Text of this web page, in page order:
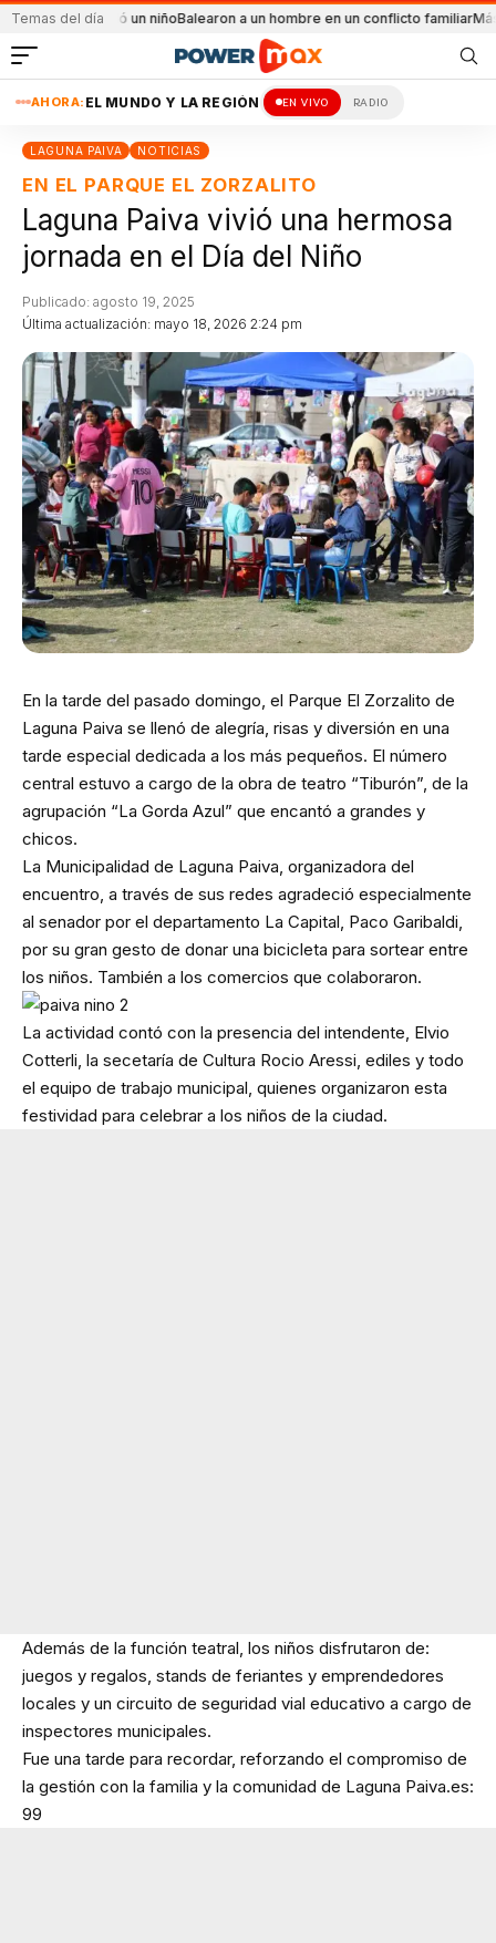
Temas del día
que murió un niñoBalearon a un hombre en un conflicto familiarMás del
AHORA: EL MUNDO Y LA REGIÓN EN VIVO RADIO
LAGUNA PAIVA NOTICIAS
EN EL PARQUE EL ZORZALITO
Laguna Paiva vivió una hermosa
jornada en el Día del Niño
Última actualización: mayo 18, 2026 2:24 pm
Publicado: agosto 19, 2025
En la tarde del pasado domingo, el Parque El Zorzalito de
Laguna Paiva se llenó de alegría, risas y diversión en una
tarde especial dedicada a los más pequeños. El número
central estuvo a cargo de la obra de teatro “Tiburón”, de la
agrupación “La Gorda Azul” que encantó a grandes y
chicos.
La Municipalidad de Laguna Paiva, organizadora del
encuentro, a través de sus redes agradeció especialmente
al senador por el departamento La Capital, Paco Garibaldi,
por su gran gesto de donar una bicicleta para sortear entre
los niños. También a los comercios que colaboraron.
La actividad contó con la presencia del intendente, Elvio
Cotterli, la secetaría de Cultura Rocio Aressi, ediles y todo
el equipo de trabajo municipal, quienes organizaron esta
festividad para celebrar a los niños de la ciudad.
Además de la función teatral, los niños disfrutaron de:
juegos y regalos, stands de feriantes y emprendedores
locales y un circuito de seguridad vial educativo a cargo de
inspectores municipales.
Fue una tarde para recordar, reforzando el compromiso de
la gestión con la familia y la comunidad de Laguna Paiva.es:
99